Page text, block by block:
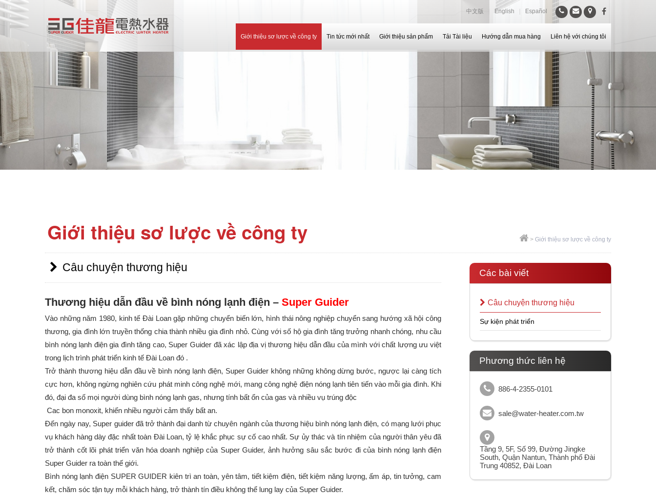
中文版 English Español
Giới thiệu sơ lược về công ty Tin tức mới nhất Giới thiệu sản phẩm Tải Tài liệu Hướng dẫn mua hàng Liên hệ với chúng tôi
Giới thiệu sơ lược về công ty > Giới thiệu sơ lược về công ty
Câu chuyện thương hiệu
Thương hiệu dẫn đầu về bình nóng lạnh điện – Super Guider
Vào những năm 1980, kinh tế Đài Loan gặp những chuyển biến lớn, hình thái nông nghiệp chuyển sang hướng xã hội công
thương, gia đình lớn truyền thống chia thành nhiều gia đình nhỏ. Cùng với số hộ gia đình tăng trưởng nhanh chóng, nhu cầu
bình nóng lạnh điện gia đình tăng cao, Super Guider đã xác lập địa vị thương hiệu dẫn đầu của mình với chất lượng ưu việt
trong lịch trình phát triển kinh tế Đài Loan đó .
Trở thành thương hiệu dẫn đầu về bình nóng lạnh điện, Super Guider không những không dừng bước, ngược lại càng tích
cực hơn, không ngừng nghiên cứu phát minh công nghệ mới, mang công nghệ điện nóng lạnh tiên tiến vào mỗi gia đình. Khi
đó, đại đa số mọi người dùng bình nóng lạnh gas, nhưng tính bất ổn của gas và nhiều vụ trúng độc
Cac bon monoxit, khiến nhiều người cảm thấy bất an.
Đến ngày nay, Super guider đã trở thành đại danh từ chuyên ngành của thương hiệu bình nóng lạnh điện, có mạng lưới phục
vụ khách hàng dày đặc nhất toàn Đài Loan, tỷ lệ khắc phục sự cố cao nhất. Sự ủy thác và tín nhiệm của người thân yêu đã
trở thành cốt lõi phát triển văn hóa doanh nghiệp của Super Guider, ảnh hưởng sâu sắc bước đi của bình nóng lạnh điện
Super Guider ra toàn thế giới.
Bình nóng lạnh điện SUPER GUIDER kiên trì an toàn, yên tâm, tiết kiệm điện, tiết kiệm năng lượng, ấm áp, tin tưởng, cam
kết, chăm sóc tận tụy mỗi khách hàng, trở thành tín điều không thể lung lay của Super Guider.
Các bài viết
Câu chuyện thương hiệu
Sự kiện phát triển
Phương thức liên hệ
886-4-2355-0101
sale@water-heater.com.tw
Tầng 9, 5F, Số 99, Đường Jingke
South, Quận Nantun, Thành phố Đài
Trung 40852, Đài Loan